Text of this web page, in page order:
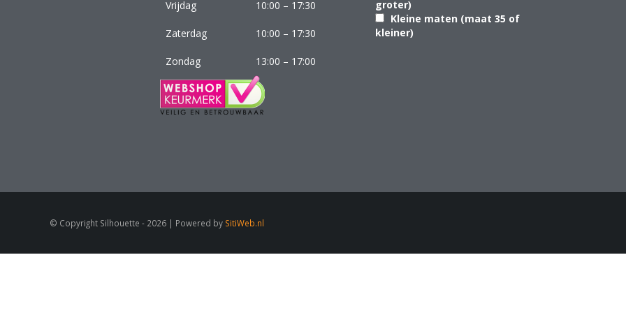
Vrijdag 10:00 – 17:30
Zaterdag 10:00 – 17:30
Zondag 13:00 – 17:00
groter)
Kleine maten (maat 35 of
kleiner)
© Copyright Silhouette - 2026 | Powered by SitiWeb.nl